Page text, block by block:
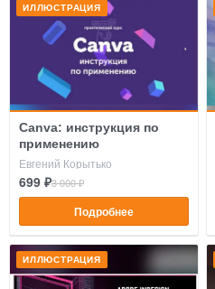
ИЛЛЮСТРАЦИЯ
Canva: инструкция по
применению
Евгений Корытько
699 ₽3 000 ₽
Подробнее
ИЛЛЮСТРАЦИЯ